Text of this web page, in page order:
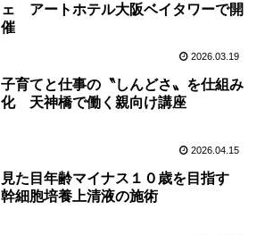
ェ アートホテル大阪ベイタワーで開
催
2026.03.19
子育てと仕事の〝しんどさ〟を仕組み
化 天神橋で働く親向け講座
2026.04.15
見た目年齢マイナス１０歳を目指す
幹細胞培養上清液の施術